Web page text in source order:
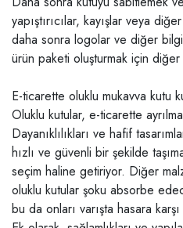
yapıştırıcılar, kayışlar veya
daha sonra logolar ve diğer
ürün paketi oluşturmak için
E-ticarette oluklu mukavva kutu
Oluklu kutular, e-ticarette
Dayanıklılıkları ve hafif
hızlı ve güvenli bir şekilde
seçim haline getiriyor. Diğer
oluklu kutular şoku absorbe
bu da onları varışta hasara